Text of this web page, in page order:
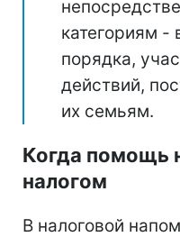
категориям
порядка,
действий,
их семьям.
Когда помощь
налогом
В налоговой